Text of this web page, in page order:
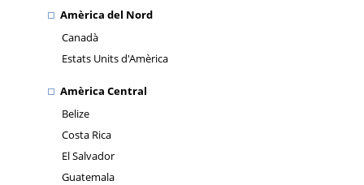
Amèrica del Nord
Canadà
Estats Units d'Amèrica
Amèrica Central
Belize
Costa Rica
El Salvador
Guatemala